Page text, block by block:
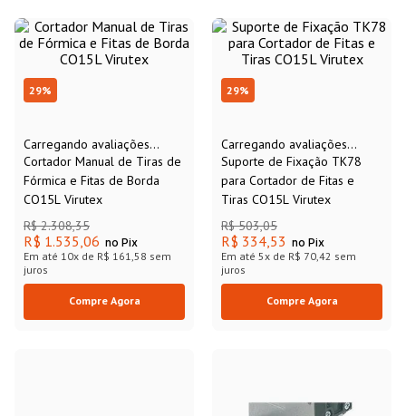
29%
Carregando avaliações...
Cortador Manual de Tiras de
Fórmica e Fitas de Borda
CO15L Virutex
R$ 2.308,35
R$ 1.535,06 no Pix
Em até 10x de R$ 161,58 sem
juros
Compre Agora
29%
Carregando avaliações...
Suporte de Fixação TK78
para Cortador de Fitas e
Tiras CO15L Virutex
R$ 503,05
R$ 334,53 no Pix
Em até 5x de R$ 70,42 sem
juros
Compre Agora